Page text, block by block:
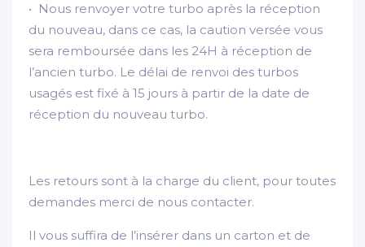
• Nous renvoyer votre turbo après la réception
du nouveau, dans ce cas, la caution versée vous
sera remboursée dans les 24H à réception de
l’ancien turbo. Le délai de renvoi des turbos
usagés est fixé à 15 jours à partir de la date de
réception du nouveau turbo.
Les retours sont à la charge du client, pour toutes
demandes merci de nous contacter.
Il vous suffira de l’insérer dans un carton et de